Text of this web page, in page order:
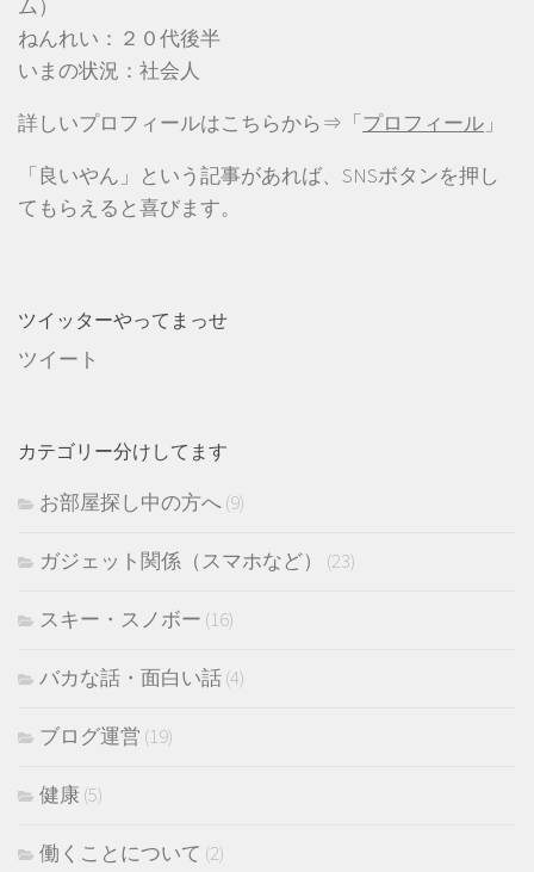
ム）
ねんれい：２０代後半
いまの状況：社会人
詳しいプロフィールはこちらから⇒「プロフィール 」
「良いやん」という記事があれば、SNSボタンを押し
てもらえると喜びます。
ツイッターやってまっせ
ツイート
カテゴリー分けしてます
お部屋探し中の方へ(9)
ガジェット関係（スマホなど） (23)
スキー・スノボー (16)
バカな話・面白い話(4)
ブログ運営 (19)
健康 (5)
働くことについて (2)